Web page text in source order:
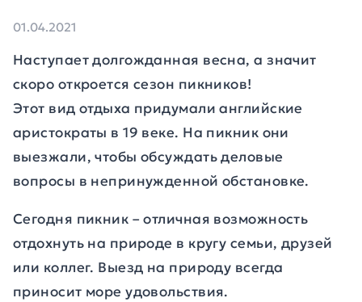
01.04.2021
Наступает долгожданная весна, а значит
скоро откроется сезон пикников!
Этот вид отдыха придумали английские
аристократы в 19 веке. На пикник они
выезжали, чтобы обсуждать деловые
вопросы в непринужденной обстановке.
Сегодня пикник – отличная возможность
отдохнуть на природе в кругу семьи, друзей
или коллег. Выезд на природу всегда
приносит море удовольствия.